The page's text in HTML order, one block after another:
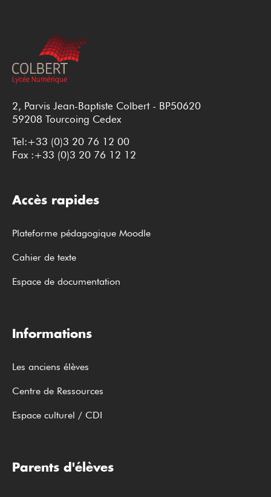
2, Parvis Jean-Baptiste Colbert - BP50620
59208 Tourcoing Cedex
Tel:+33 (0)3 20 76 12 00
Fax :+33 (0)3 20 76 12 12
Accès rapides
Plateforme pédagogique Moodle
Cahier de texte
Espace de documentation
Informations
Les anciens élèves
Centre de Ressources
Espace culturel / CDI
Parents d'élèves